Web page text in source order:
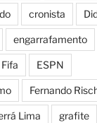
cronista
engarrafamento
ESPN
Fernando
Lima grafite